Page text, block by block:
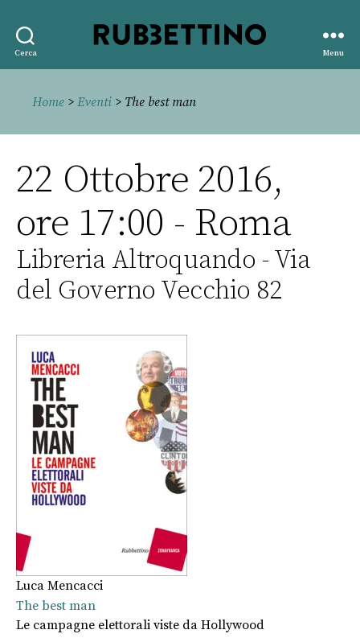
Cerca
editore
Menu
Home > Eventi > The best man
22 Ottobre 2016,
ore 17:00 - Roma
Libreria Altroquando - Via
del Governo Vecchio 82
Luca Mencacci
The best man
Le campagne elettorali viste da Hollywood